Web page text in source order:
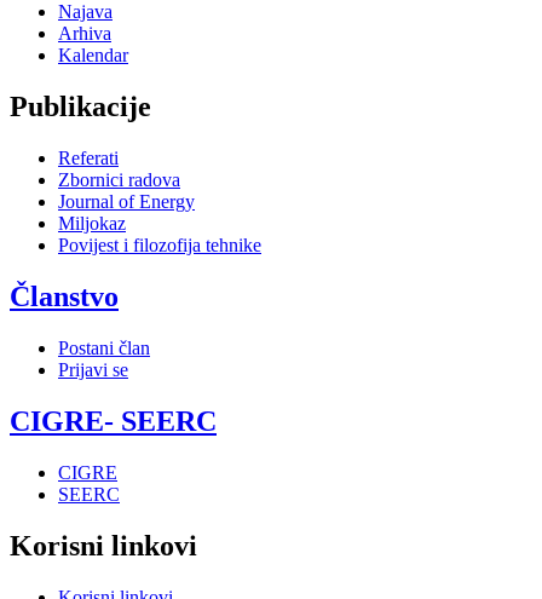
Najava
Arhiva
Kalendar
Publikacije
Referati
Zbornici radova
Journal of Energy
Miljokaz
Povijest i filozofija tehnike
Članstvo
Postani član
Prijavi se
CIGRE- SEERC
CIGRE
SEERC
Korisni linkovi